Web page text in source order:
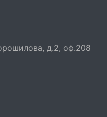
д.2, оф.208